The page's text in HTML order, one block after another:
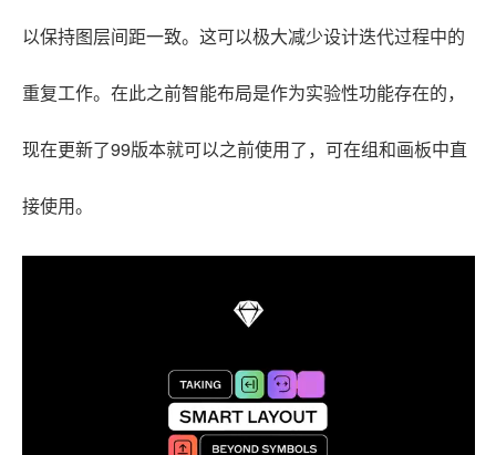
以保持图层间距一致。这可以极大减少设计迭代过程中的
重复工作。 在此之前智能布局是作为实验性功能存在的，
现在更新了99版本就可以之前使用了， 可在组和画板中直
接使用。